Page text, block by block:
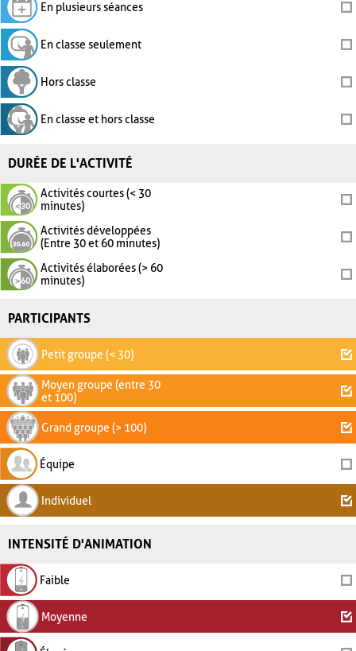
En plusieurs séances
En classe seulement
Hors classe
En classe et hors classe
DURÉE DE L'ACTIVITÉ
Activités courtes (< 30
minutes)
Activités développées
(Entre 30 et 60 minutes)
Activités élaborées (> 60
minutes)
PARTICIPANTS
Petit groupe (< 30)
Moyen groupe (entre 30
et 100)
Grand groupe (> 100)
Équipe
Individuel
INTENSITÉ D'ANIMATION
Faible
Moyenne